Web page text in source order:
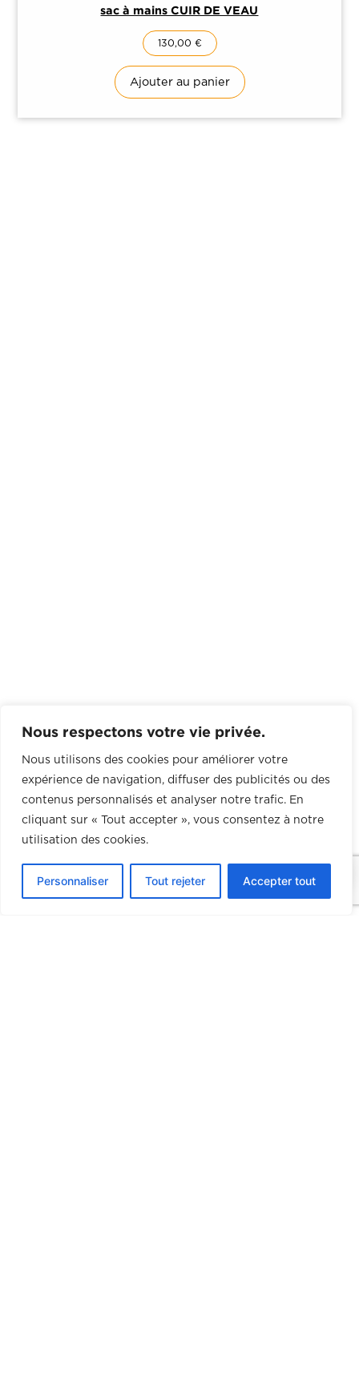
Nous respectons votre vie privée.
Nous utilisons des cookies pour améliorer votre
expérience de navigation, diffuser des publicités ou des
contenus personnalisés et analyser notre trafic. En
cliquant sur « Tout accepter », vous consentez à notre
utilisation des cookies.
Personnaliser Tout rejeter Accepter tout
sac à mains CUIR DE VEAU
130,00 €
Ajouter au panier